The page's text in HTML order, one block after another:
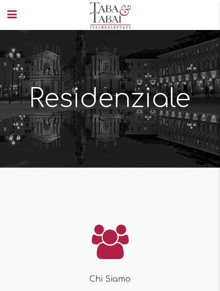
Chi Siamo